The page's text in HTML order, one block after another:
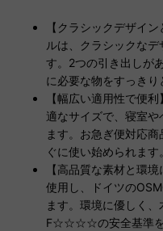
【クラシックデザイ
ルは、クラシックな
す。2つの引き出しが
に必要な物をすっきり
【幅広い適用性で便
適なサイズで、寝室
ます。お急ぎ便対応
ぐに使い始められます。
【高品質な素材と環
使用し、ドイツの
ます。環境に優しく、
F☆☆☆☆の安全基準を